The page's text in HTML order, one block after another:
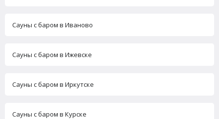
Сауны с баром в Иваново
Сауны с баром в Ижевске
Сауны с баром в Иркутске
Сауны с баром в Курске